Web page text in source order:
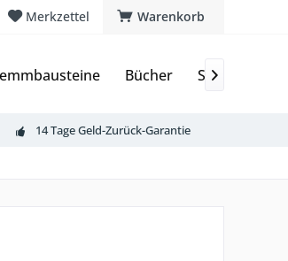
Warenkorb
Merkzettel
Bücher 
14 Tage Geld-Zurück-Garantie